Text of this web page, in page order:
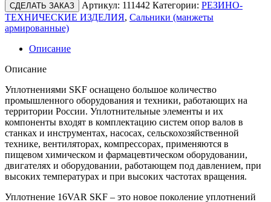
СДЕЛАТЬ ЗАКАЗ Артикул: 111442 Категории: РЕЗИНО-
ТЕХНИЧЕСКИЕ ИЗДЕЛИЯ, Сальники (манжеты
армированные)
Описание
Описание
Уплотнениями SKF оснащено большое количество
промышленного оборудования и техники, работающих на
территории России. Уплотнительные элементы и их
компоненты входят в комплектацию систем опор валов в
станках и инструментах, насосах, сельскохозяйственной
технике, вентиляторах, компрессорах, применяются в
пищевом химическом и фармацевтическом оборудовании,
двигателях и оборудовании, работающем под давлением, при
высоких температурах и при высоких частотах вращения.
Уплотнение 16VAR SKF – это новое поколение уплотнений